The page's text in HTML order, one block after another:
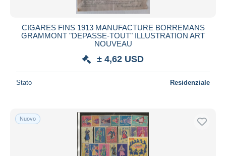
CIGARES FINS 1913 MANUFACTURE BORREMANS
GRAMMONT "DEPASSE-TOUT" ILLUSTRATION ART
NOUVEAU
± 4,62 USD
Stato Residenziale
Nuovo